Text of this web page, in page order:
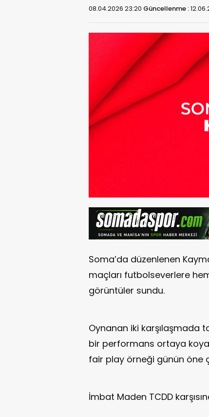
08.04.2026 23:20 Güncellenme :
Soma’da düzenlenen
maçları futbolseverlere
görüntüler sundu.
Oynanan iki karşılaşmada
bir performans ortaya
fair play örneği günün öne
İmbat Maden TCDD